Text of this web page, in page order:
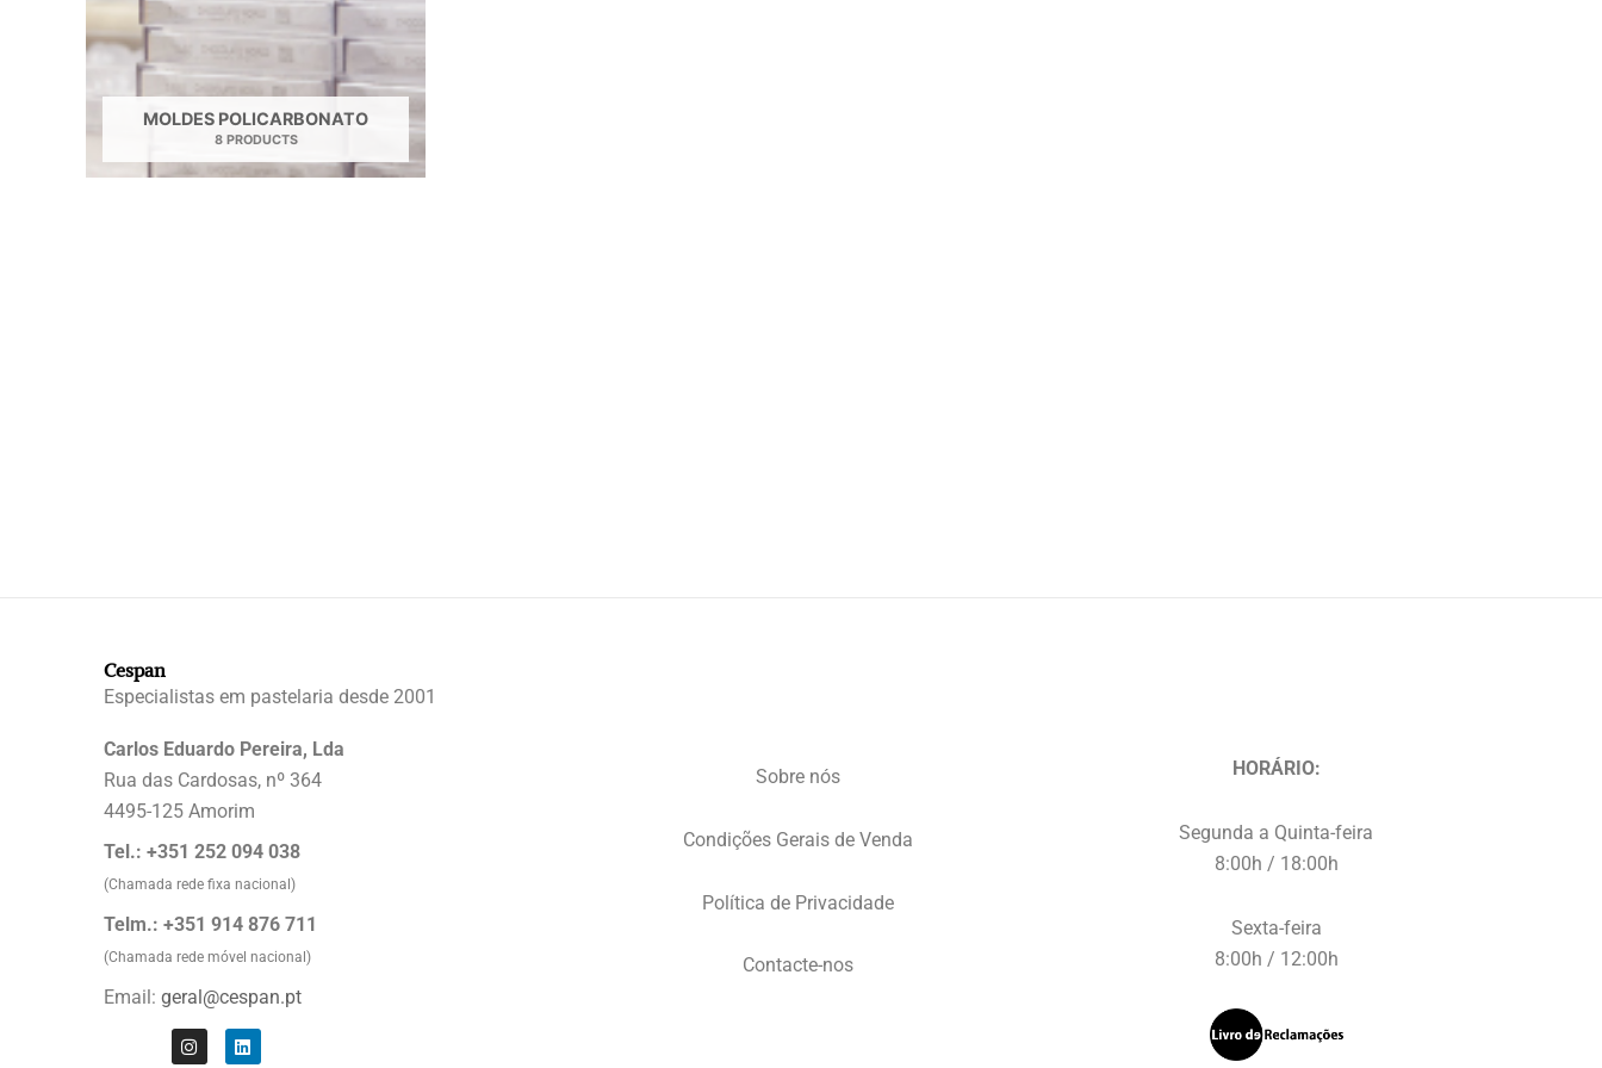
MOLDES POLICARBONATO
8 PRODUCTS
Cespan
Especialistas em pastelaria desde 2001
Carlos Eduardo Pereira, Lda
Rua das Cardosas, nº 364
4495-125 Amorim
Tel.: +351 252 094 038
(Chamada rede fixa nacional)
Telm.: +351 914 876 711
(Chamada rede móvel nacional)
Email: geral@cespan.pt
I
n
L
i
Sobre nós
Condições Gerais de Venda
Política de Privacidade
Contacte-nos
HORÁRIO:
Segunda a Quinta-feira
8:00h / 18:00h
Sexta-feira
8:00h / 12:00h